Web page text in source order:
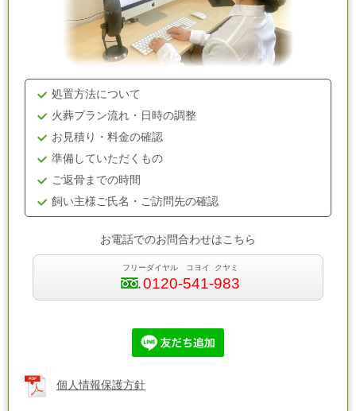
処置方法について
火葬プラン流れ・日時の調整
お見積り・料金の確認
準備していただくもの
ご返骨までの時間
飼い主様ご氏名・ご訪問先の確認
お電話でのお問合わせはこちら
フリーダイヤル コヨイ クヤミ
0120-541-983
個人情報保護方針